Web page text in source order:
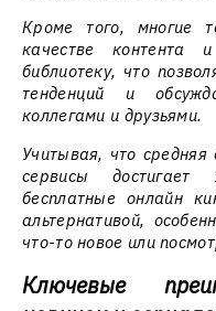
Кроме того, многие
качестве контента
библиотеку, что
тенденций и
коллегами и друзьями.
Учитывая, что средняя
сервисы
бесплатные онлайн
альтернативой,
что-то новое или
Ключевые